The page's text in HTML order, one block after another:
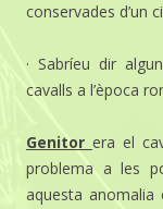
conservades d’un
· Sabríeu dir
cavalls a l’època
Genitor era el
problema a les
aquesta